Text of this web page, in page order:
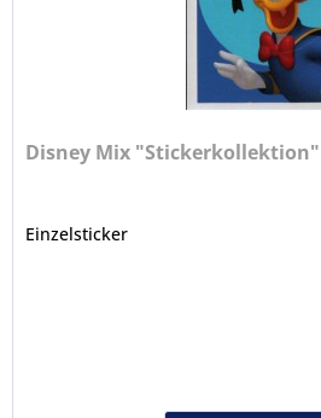
Disney Mix "Stickerkollektion"
Einzelsticker